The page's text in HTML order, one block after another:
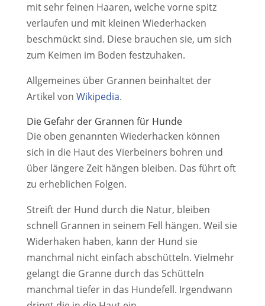
mit sehr feinen Haaren, welche vorne spitz
verlaufen und mit kleinen Wiederhacken
beschmückt sind. Diese brauchen sie, um sich
zum Keimen im Boden festzuhaken.
Allgemeines über Grannen beinhaltet der
Artikel von Wikipedia.
Die Gefahr der Grannen für Hunde
Die oben genannten Wiederhacken können
sich in die Haut des Vierbeiners bohren und
über längere Zeit hängen bleiben. Das führt oft
zu erheblichen Folgen.
Streift der Hund durch die Natur, bleiben
schnell Grannen in seinem Fell hängen. Weil sie
Widerhaken haben, kann der Hund sie
manchmal nicht einfach abschütteln. Vielmehr
gelangt die Granne durch das Schütteln
manchmal tiefer in das Hundefell. Irgendwann